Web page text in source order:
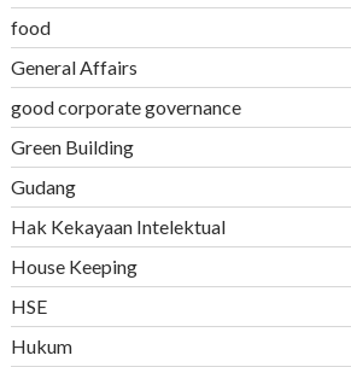
food
General Affairs
good corporate governance
Green Building
Gudang
Hak Kekayaan Intelektual
House Keeping
HSE
Hukum